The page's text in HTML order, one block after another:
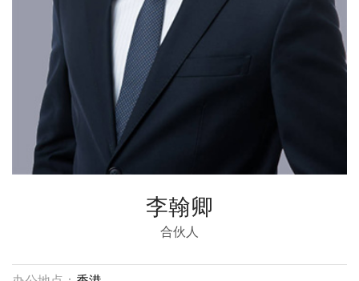
李翰卿
合伙人